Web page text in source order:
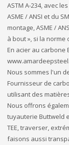
ASTM A-234, avec
ASME / ANSI et du
montage, ASME /
à bout », si la norme
En acier au carbone
Nous sommes l'un
Fournisseur de
utilisant des
Nous offrons
tuyauterie Buttweld
TEE, traverser,
faisons aussi